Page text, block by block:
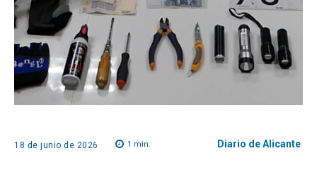
18 de junio de 2026 1 min. Diario de Alicante